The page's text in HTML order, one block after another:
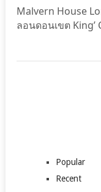
Malvern House
ลอนดอนเขต King’
Popular
Recent